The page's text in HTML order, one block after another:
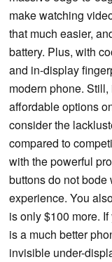
make watching
that much easier,
battery. Plus, with
and in-display
modern phone. Still,
affordable options
consider the
compared to
with the powerful
buttons do not
experience. You
is only $100 more.
is a much better
invisible under-